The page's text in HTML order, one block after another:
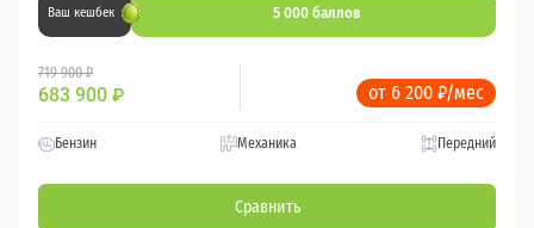
Ваш кешбек 5 000 баллов
719 900 ₽
683 900 ₽ от 6 200 ₽/мес
Бензин Механика Передний
Сравнить